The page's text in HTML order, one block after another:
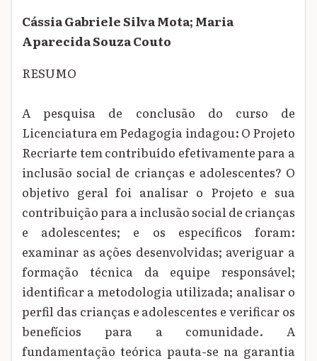
Cássia Gabriele Silva Mota; Maria
Aparecida Souza Couto
RESUMO
A pesquisa de conclusão do curso de
Licenciatura em Pedagogia indagou: O Projeto
Recriarte tem contribuído efetivamente para a
inclusão social de crianças e adolescentes? O
objetivo geral foi analisar o Projeto e sua
contribuição para a inclusão social de crianças
e adolescentes; e os específicos foram:
examinar as ações desenvolvidas; averiguar a
formação técnica da equipe responsável;
identificar a metodologia utilizada; analisar o
perfil das crianças e adolescentes e verificar os
benefícios para a comunidade. A
fundamentação teórica pauta-se na garantia